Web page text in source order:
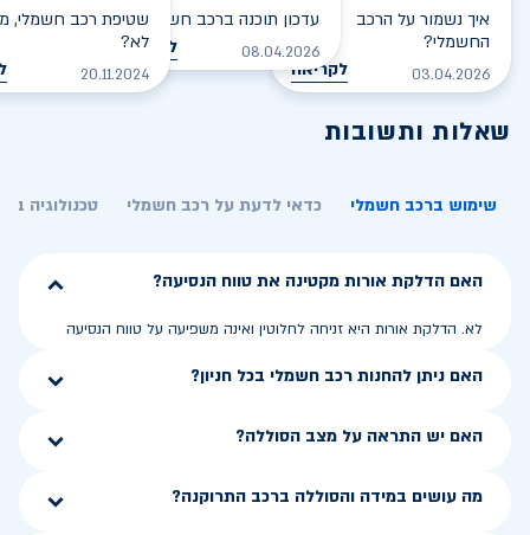
איך נשמור על הרכב
החשמלי?
03.04.2026 לקריאה
עדכון תוכנה ברכב חשמלי
08.04.2026 לקריאה
שטיפת רכב חשמלי,
לא?
20.11.2024
שאלות ותשובות
שימוש ברכב חשמלי כדאי לדעת על רכב חשמלי טכנולוגיה
האם הדלקת אורות מקטינה את טווח הנסיעה?
לא. הדלקת אורות היא זניחה לחלוטין ואינה משפיעה על טווח הנסיעה
האם ניתן להחנות רכב חשמלי בכל חניון?
האם יש התראה על מצב הסוללה?
מה עושים במידה והסוללה ברכב התרוקנה?